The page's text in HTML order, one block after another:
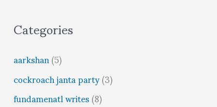
Categories
aarkshan(5)
cockroach janta party(3)
fundamenatl writes(8)